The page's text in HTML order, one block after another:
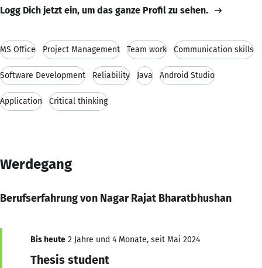
Logg Dich jetzt ein, um das ganze Profil zu sehen.
MS Office Project Management Team work Communication skills
Software Development Reliability Java Android Studio
Application Critical thinking
Werdegang
Berufserfahrung von Nagar Rajat Bharatbhushan
Bis heute 2 Jahre und 4 Monate, seit Mai 2024
Thesis student